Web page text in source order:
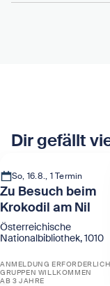
Dir gefällt
So, 16.8., 1 Termin
Zu Besuch beim
Krokodil am Nil
Österreichische
Nationalbibliothek, 1010
ANMELDUNG ERFORDERLICH
GRUPPEN WILLKOMMEN
AB 3 JAHRE